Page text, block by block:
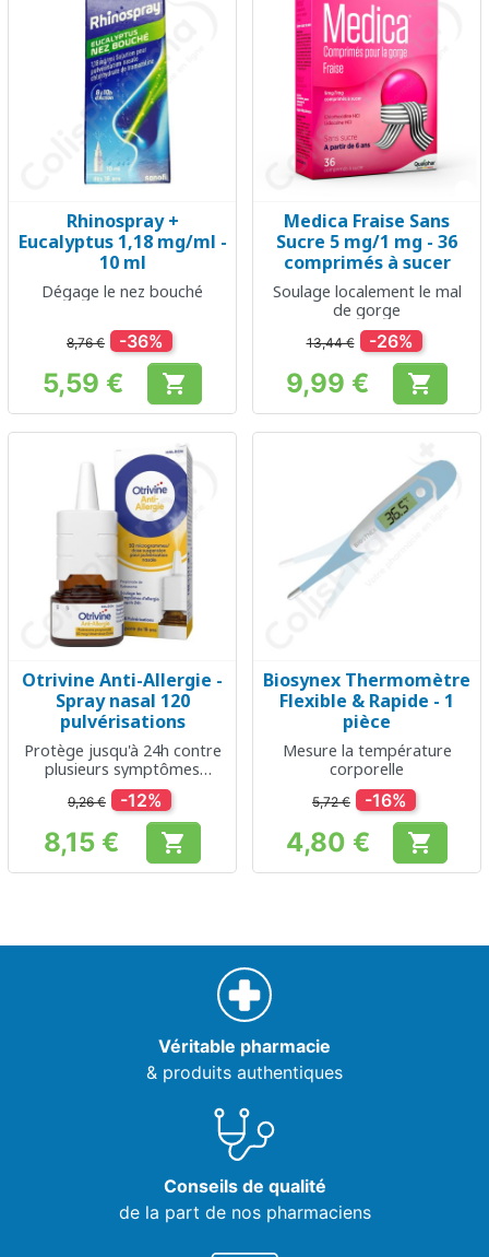
Rhinospray +
Eucalyptus 1,18 mg/ml -
10 ml
Dégage le nez bouché
8,76 € -36%
Prix
5,59 € 
Medica Fraise Sans
Sucre 5 mg/1 mg - 36
comprimés à sucer
Soulage localement le mal
de gorge
13,44 € -26%
Prix
9,99 € 
Otrivine Anti-Allergie -
Spray nasal 120
pulvérisations
Protège jusqu'à 24h contre
plusieurs symptômes
allergiques
9,26 € -12%
Prix
8,15 € 
Biosynex Thermomètre
Flexible & Rapide - 1
pièce
Mesure la température
corporelle
5,72 € -16%
Prix
4,80 € 
Véritable pharmacie
& produits authentiques
Conseils de qualité
de la part de nos pharmaciens